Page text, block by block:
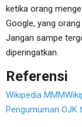
ketika orang
Google, yang
Jangan sampe
diperingatkan.
Referensi
Wikipedia MMM
Pengumuman OJK